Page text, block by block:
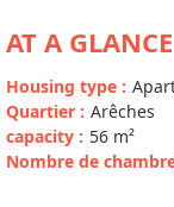
AT A GLANCE
Housing type :
Quartier : Arêches
capacity : 56 m²
Nombre de